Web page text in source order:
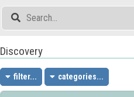
Discovery
filter... categories...